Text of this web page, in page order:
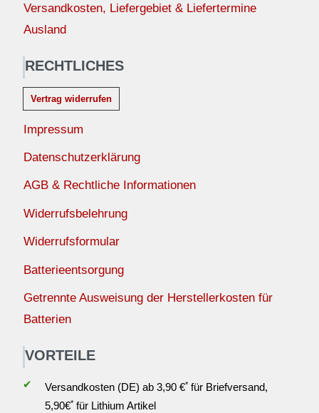
Versandkosten, Liefergebiet & Liefertermine
Ausland
RECHTLICHES
Vertrag widerrufen
Impressum
Datenschutzerklärung
AGB & Rechtliche Informationen
Widerrufsbelehrung
Widerrufsformular
Batterieentsorgung
Getrennte Ausweisung der Herstellerkosten für
Batterien
VORTEILE
✔ Versandkosten (DE) ab 3,90 €*für Briefversand,
5,90€*für Lithium Artikel